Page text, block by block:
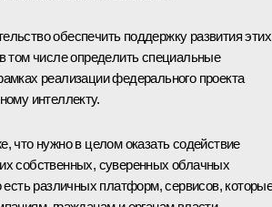
обеспечить поддержку развития этих
том числе определить специальные
реализации федерального проекта
интеллекту.
что нужно в целом оказать содействие
собственных, суверенных облачных
есть различных платформ, сервисов,